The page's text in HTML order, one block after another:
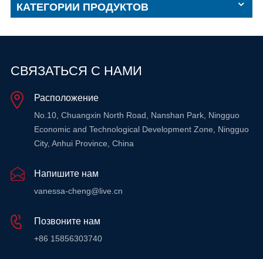
КАТЕГОРИИ ПРОДУКТОВ
СВЯЗАТЬСЯ С НАМИ
Расположение
No.10, Chuangxin North Road, Nanshan Park, Ningguo
Economic and Technological Development Zone, Ningguo
City, Anhui Province, China
Напишите нам
vanessa-cheng@live.cn
Позвоните нам
+86 15856303740